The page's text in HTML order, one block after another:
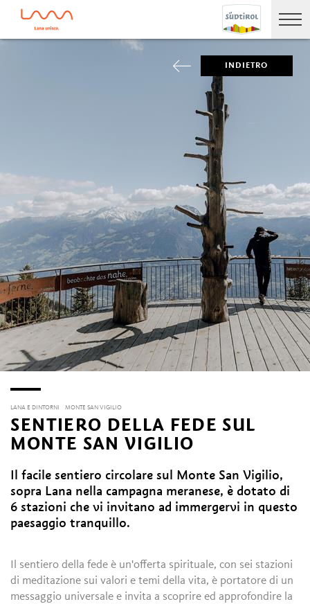
INDIETRO
LANA E DINTORNI MONTE SAN VIGILIO
SENTIERO DELLA FEDE SUL
MONTE SAN VIGILIO
Il facile sentiero circolare sul Monte San Vigilio,
sopra Lana nella campagna meranese, è dotato di
6 stazioni che vi invitano ad immergervi in questo
paesaggio tranquillo.
Il sentiero della fede è un'offerta spirituale, con sei stazioni
di meditazione sui valori e temi della vita, è portatore di un
messaggio universale e invita a scoprire ed approfondire la